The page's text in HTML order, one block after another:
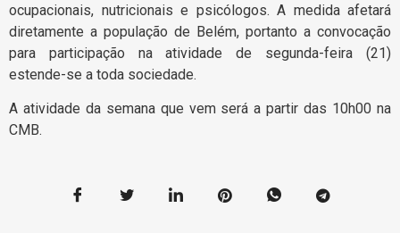
ocupacionais, nutricionais e psicólogos. A medida afetará
diretamente a população de Belém, portanto a convocação
para participação na atividade de segunda-feira (21)
estende-se a toda sociedade.
A atividade da semana que vem será a partir das 10h00 na
CMB.